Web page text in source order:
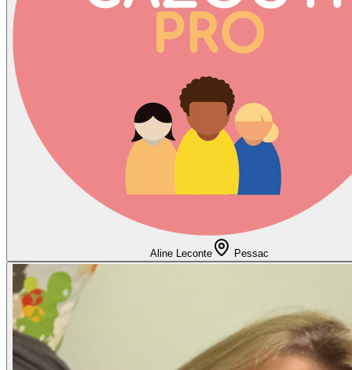
Aline Leconte Pessac